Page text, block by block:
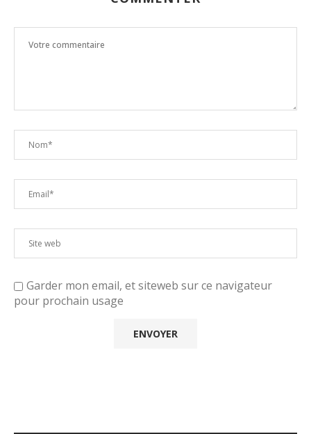
Garder mon email, et siteweb sur ce navigateur
pour prochain usage